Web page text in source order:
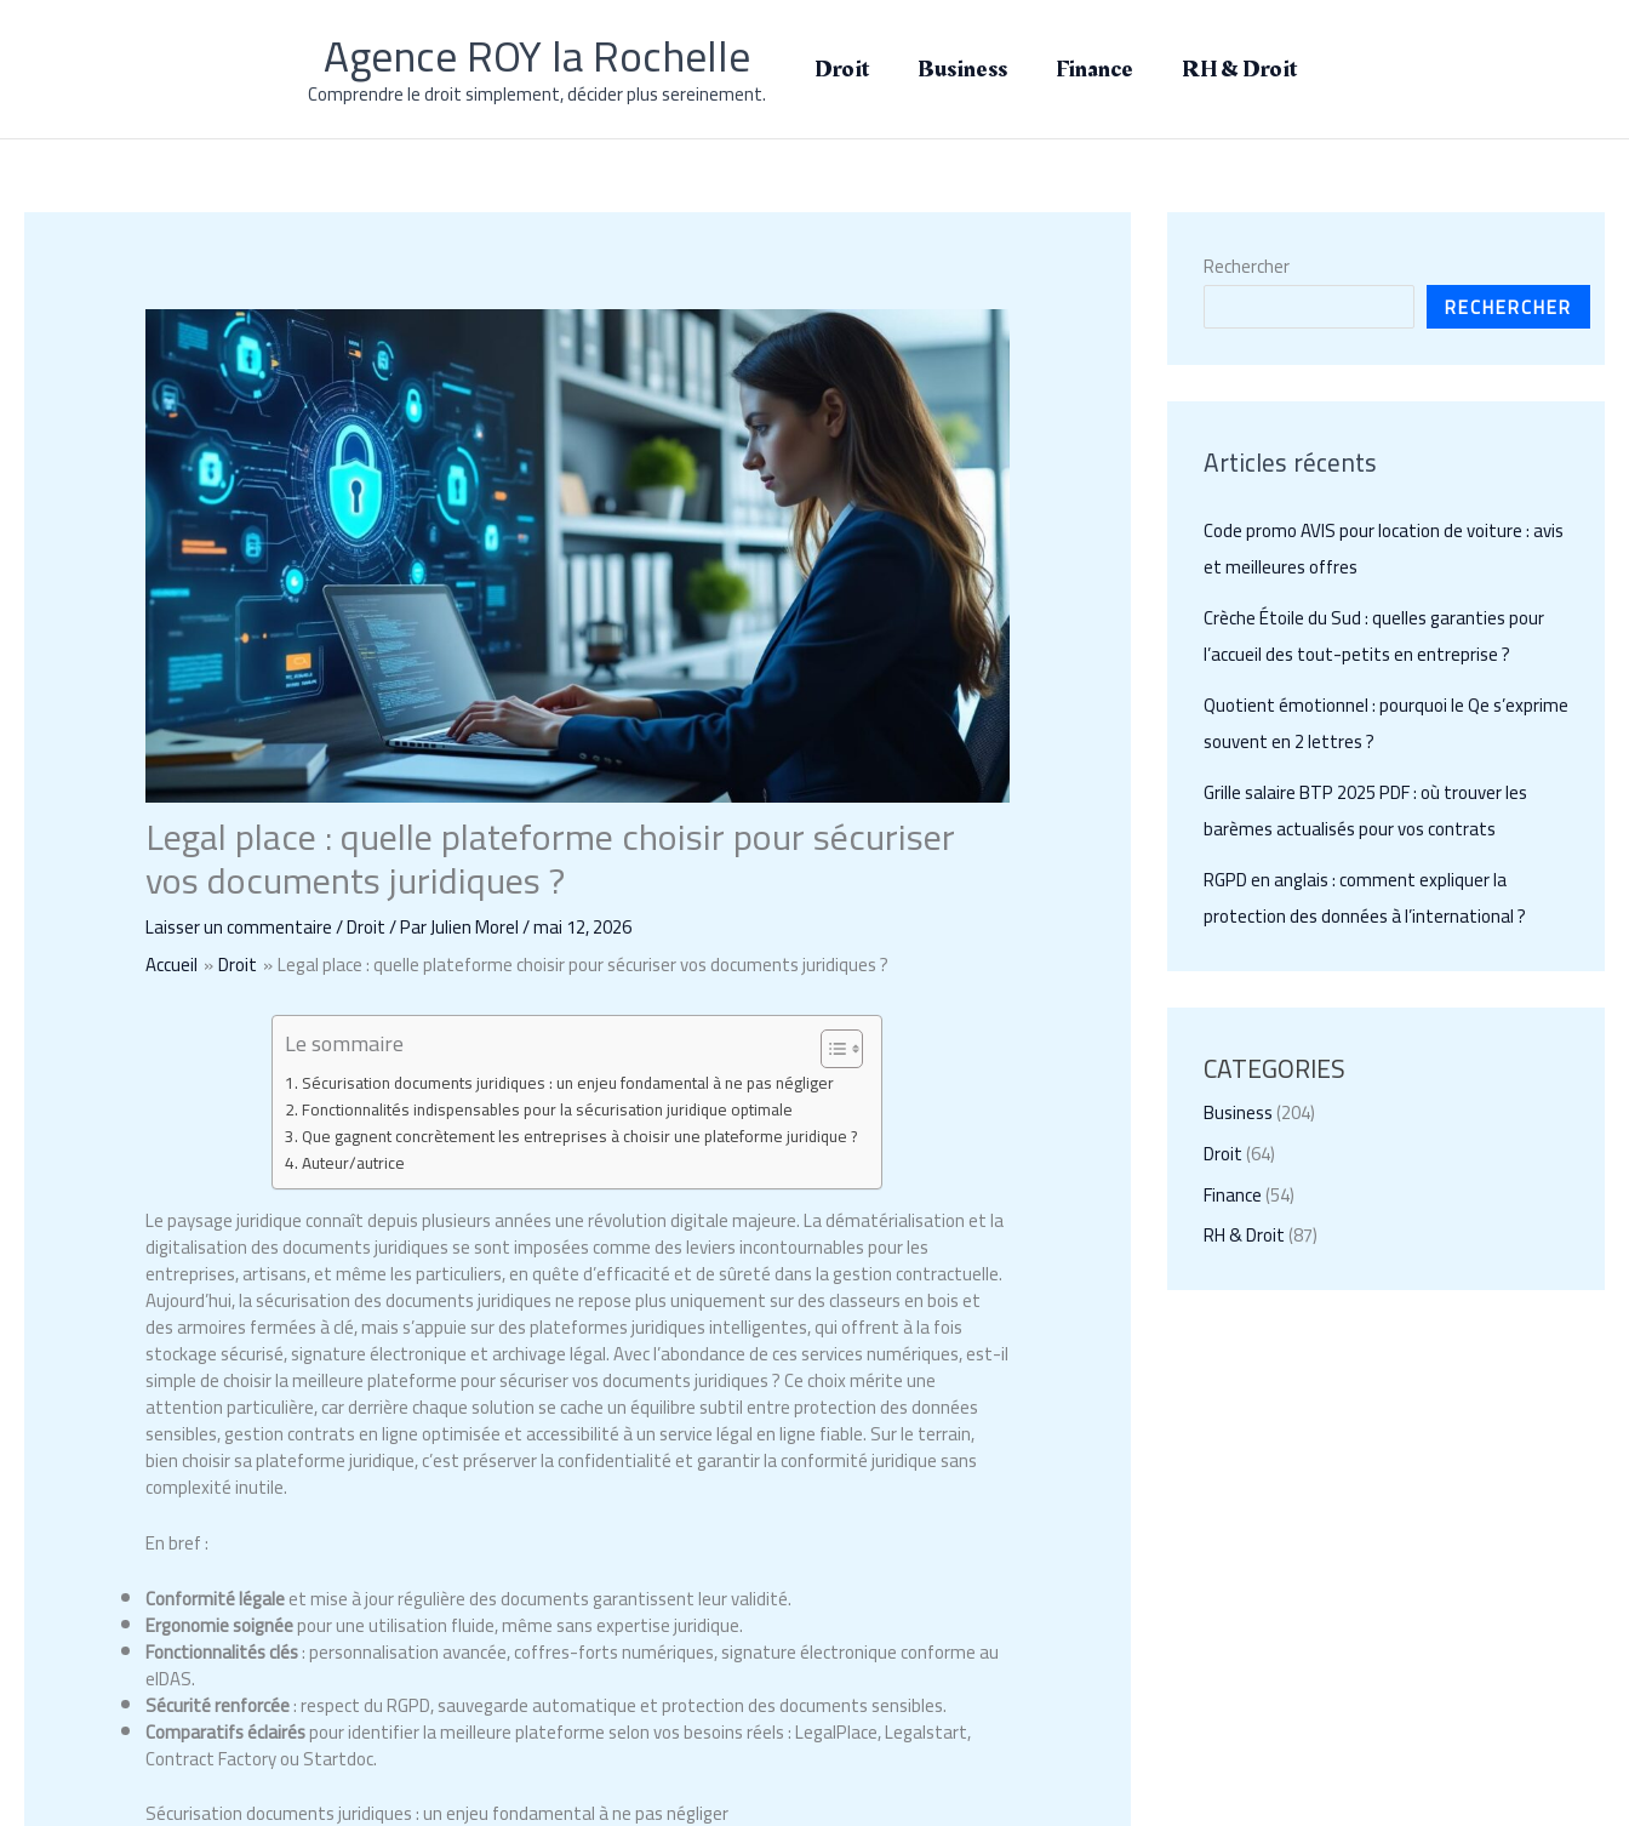
Agence ROY la Rochelle
Comprendre le droit simplement, décider plus sereinement.
Droit Business Finance RH & Droit
Legal place : quelle plateforme choisir pour sécuriser
vos documents juridiques ?
Laisser un commentaire/Droit/ ParJulien Morel/mai 12, 2026
Accueil
Droit Legal place : quelle plateforme choisir pour sécuriser vos documents juridiques ?
Le sommaire
Sécurisation documents juridiques : un enjeu fondamental à ne pas négliger
Fonctionnalités indispensables pour la sécurisation juridique optimale
Que gagnent concrètement les entreprises à choisir une plateforme juridique ?
Auteur/autrice
Le paysage juridique connaît depuis plusieurs années une révolution digitale majeure. La dématérialisation et la
digitalisation des documents juridiques se sont imposées comme des leviers incontournables pour les
entreprises, artisans, et même les particuliers, en quête d’efficacité et de sûreté dans la gestion contractuelle.
Aujourd’hui, la sécurisation des documents juridiques ne repose plus uniquement sur des classeurs en bois et
des armoires fermées à clé, mais s’appuie sur des plateformes juridiques intelligentes, qui offrent à la fois
stockage sécurisé, signature électronique et archivage légal. Avec l’abondance de ces services numériques, est-il
simple de choisir la meilleure plateforme pour sécuriser vos documents juridiques ? Ce choix mérite une
attention particulière, car derrière chaque solution se cache un équilibre subtil entre protection des données
sensibles, gestion contrats en ligne optimisée et accessibilité à un service légal en ligne fiable. Sur le terrain,
bien choisir sa plateforme juridique, c’est préserver la confidentialité et garantir la conformité juridique sans
complexité inutile.
En bref :
Conformité légaleet mise à jour régulière des documents garantissent leur validité.
Ergonomie soignéepour une utilisation fluide, même sans expertise juridique.
Fonctionnalités clés: personnalisation avancée, coffres-forts numériques, signature électronique conforme au
eIDAS.
Sécurité renforcée: respect du RGPD, sauvegarde automatique et protection des documents sensibles.
Comparatifs éclairéspour identifier la meilleure plateforme selon vos besoins réels : LegalPlace, Legalstart,
Contract Factory ou Startdoc.
Sécurisation documents juridiques : un enjeu fondamental à ne pas négliger
Rechercher
RECHERCHER
Articles récents
Code promo AVIS pour location de voiture : avis
et meilleures offres
Crèche Étoile du Sud : quelles garanties pour
l’accueil des tout-petits en entreprise ?
Quotient émotionnel : pourquoi le Qe s’exprime
souvent en 2 lettres ?
Grille salaire BTP 2025 PDF : où trouver les
barèmes actualisés pour vos contrats
RGPD en anglais : comment expliquer la
protection des données à l’international ?
CATEGORIES
Business(204)
Droit(64)
Finance(54)
RH & Droit(87)